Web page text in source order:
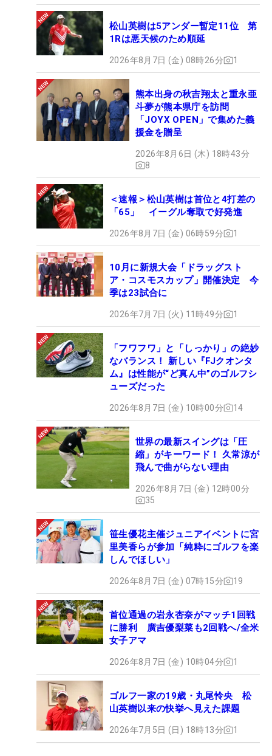
松山英樹は5アンダー暫定11位 第
1Rは悪天候のため順延
2026年8月7日 (金) 08時26分 1
熊本出身の秋吉翔太と重永亜
斗夢が熊本県庁を訪問
「JOYX OPEN」で集めた義
援金を贈呈
2026年8月6日 (木) 18時43分
8
＜速報＞松山英樹は首位と4打差の
「65」 イーグル奪取で好発進
2026年8月7日 (金) 06時59分 1
10月に新規大会「ドラッグスト
ア・コスモスカップ」開催決定 今
季は23試合に
2026年7月7日 (火) 11時49分 1
「フワフワ」と「しっかり」の絶妙
なバランス！ 新しい『FJクオンタ
ム』は性能が“ど真ん中”のゴルフシ
ューズだった
2026年8月7日 (金) 10時00分 14
世界の最新スイングは「圧
縮」がキーワード！ 久常涼が
飛んで曲がらない理由
2026年8月7日 (金) 12時00分
35
笹生優花主催ジュニアイベントに宮
里美香らが参加「純粋にゴルフを楽
しんでほしい」
2026年8月7日 (金) 07時15分 19
首位通過の岩永杏奈がマッチ1回戦
に勝利 廣吉優梨菜も2回戦へ/全米
女子アマ
2026年8月7日 (金) 10時04分 1
ゴルフ一家の19歳・丸尾怜央 松
山英樹以来の快挙へ見えた課題
2026年7月5日 (日) 18時13分 1